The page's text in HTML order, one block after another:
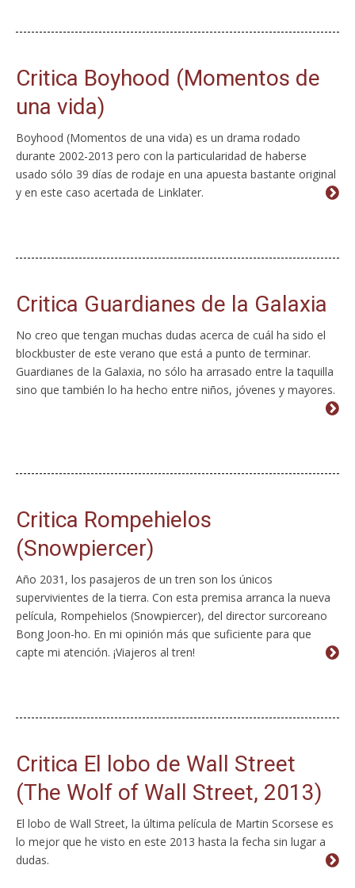
Critica Boyhood (Momentos de
una vida)
Boyhood (Momentos de una vida) es un drama rodado
durante 2002-2013 pero con la particularidad de haberse
usado sólo 39 días de rodaje en una apuesta bastante original
y en este caso acertada de Linklater.
Critica Guardianes de la Galaxia
No creo que tengan muchas dudas acerca de cuál ha sido el
blockbuster de este verano que está a punto de terminar.
Guardianes de la Galaxia, no sólo ha arrasado entre la taquilla
sino que también lo ha hecho entre niños, jóvenes y mayores.
Critica Rompehielos
(Snowpiercer)
Año 2031, los pasajeros de un tren son los únicos
supervivientes de la tierra. Con esta premisa arranca la nueva
película, Rompehielos (Snowpiercer), del director surcoreano
Bong Joon-ho. En mi opinión más que suficiente para que
capte mi atención. ¡Viajeros al tren!
Critica El lobo de Wall Street
(The Wolf of Wall Street, 2013)
El lobo de Wall Street, la última película de Martin Scorsese es
lo mejor que he visto en este 2013 hasta la fecha sin lugar a
dudas.